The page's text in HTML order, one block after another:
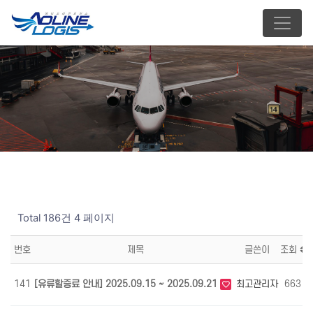
Total 186건 4 페이지
번호 제목 글쓴이 조회
141 [유류할증료 안내] 2025.09.15 ~ 2025.09.21 최고관리자 663